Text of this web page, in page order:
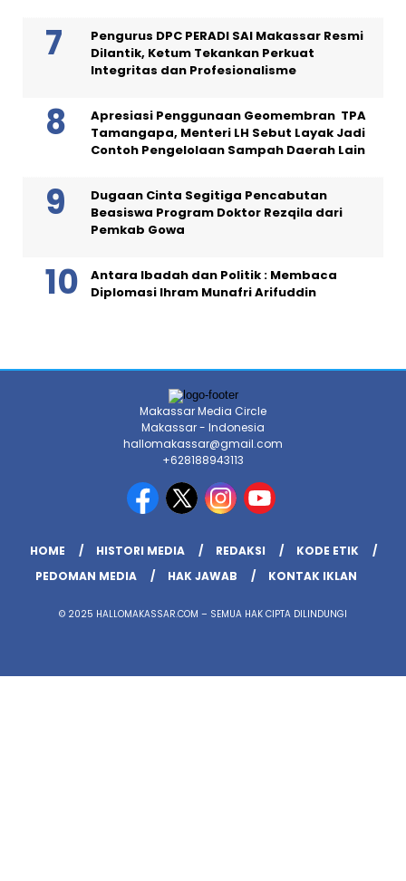
Pengurus DPC PERADI SAI Makassar Resmi
Dilantik, Ketum Tekankan Perkuat
Integritas dan Profesionalisme
Apresiasi Penggunaan Geomembran TPA
Tamangapa, Menteri LH Sebut Layak Jadi
Contoh Pengelolaan Sampah Daerah Lain
Dugaan Cinta Segitiga Pencabutan
Beasiswa Program Doktor Rezqila dari
Pemkab Gowa
Antara Ibadah dan Politik : Membaca
Diplomasi Ihram Munafri Arifuddin
Makassar Media Circle
Makassar - Indonesia
hallomakassar@gmail.com
+628188943113
HOME HISTORI MEDIA REDAKSI
KODE ETIK
PEDOMAN MEDIA
HAK JAWAB KONTAK IKLAN
© 2025 HALLOMAKASSAR.COM – SEMUA HAK CIPTA DILINDUNGI